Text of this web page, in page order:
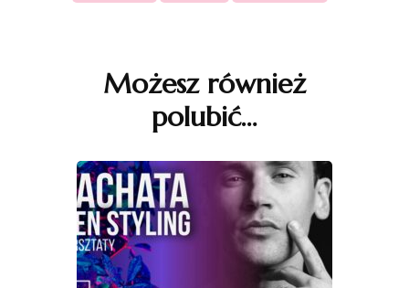
Możesz również
polubić…